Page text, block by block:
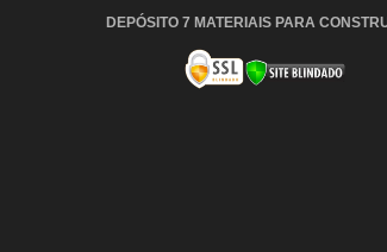
DEPÓSITO 7 MATERIAIS PARA